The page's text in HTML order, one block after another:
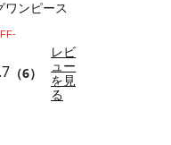
ワンピース
（6）
レビ
ュー
を見
る